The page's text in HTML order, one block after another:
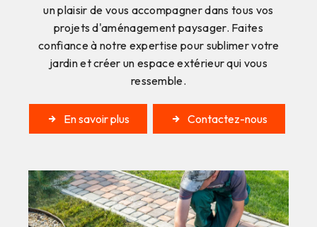
un plaisir de vous accompagner dans tous vos
projets d'aménagement paysager. Faites
confiance à notre expertise pour sublimer votre
jardin et créer un espace extérieur qui vous
ressemble.
En savoir plus Contactez-nous